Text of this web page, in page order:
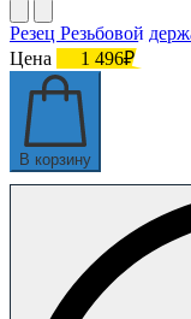
Резец Резьбовой
Цена
1 496₽
В корзину